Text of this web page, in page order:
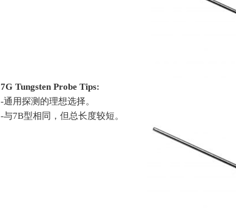
7G Tungsten Probe Tips:
-通用探测的理想选择。
-与7B型相同，但总长度较短。